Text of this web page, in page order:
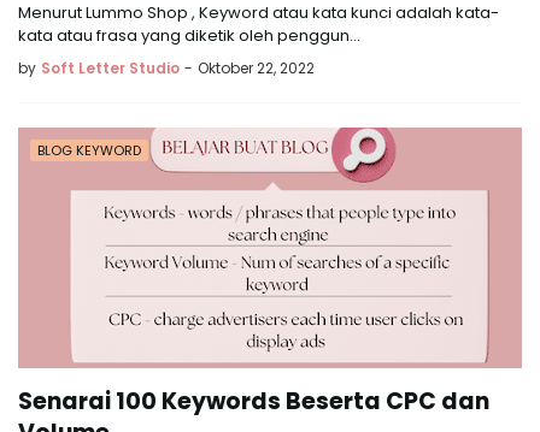
Menurut Lummo Shop , Keyword atau kata kunci adalah kata-
kata atau frasa yang diketik oleh penggun…
by Soft Letter Studio - Oktober 22, 2022
BLOG KEYWORD
Senarai 100 Keywords Beserta CPC dan